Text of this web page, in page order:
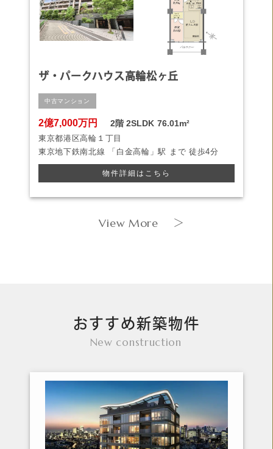
ザ・パークハウス高輪松ヶ丘
中古マンション
2億7,000万円 2階 2SLDK 76.01m²
東京都港区高輪１丁目
東京地下鉄南北線
「白金高輪」駅 まで 徒歩4分
物件詳細はこちら
View More ＞
おすすめ新築物件
New construction